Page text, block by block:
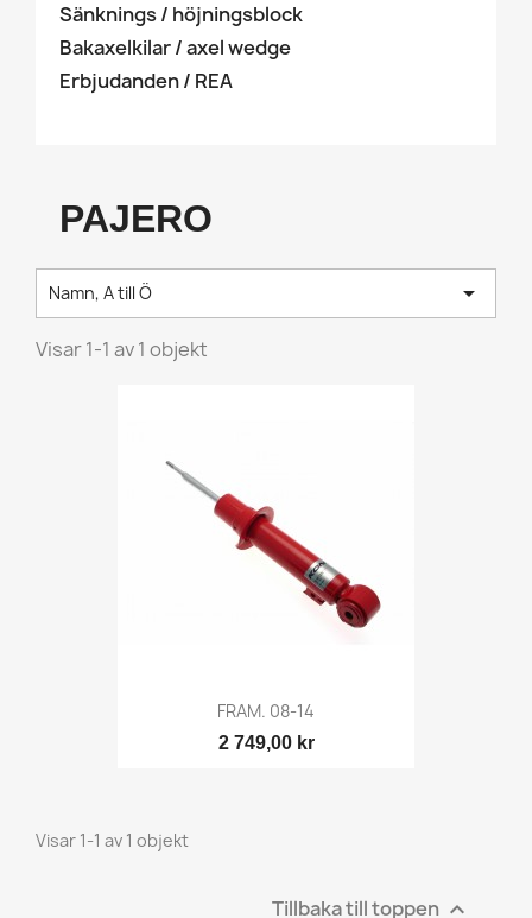
Sänknings / höjningsblock
Bakaxelkilar / axel wedge
Erbjudanden / REA
PAJERO
Namn, A till Ö 
Visar 1-1 av 1 objekt
FRAM. 08-14
2 749,00 kr
Visar 1-1 av 1 objekt
Tillbaka till toppen 